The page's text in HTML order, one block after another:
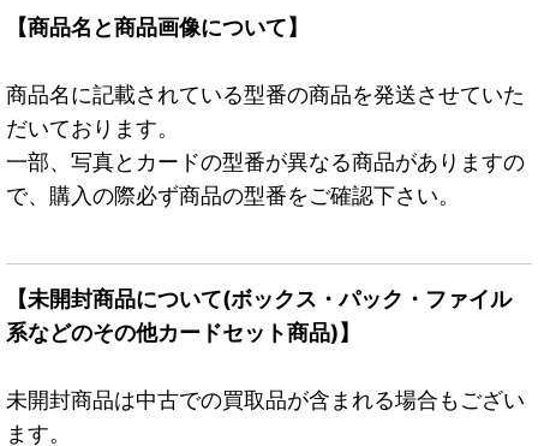
【商品名と商品画像について】
商品名に記載されている型番の商品を発送させていた
だいております。
一部、写真とカードの型番が異なる商品がありますの
で、購入の際必ず商品の型番をご確認下さい。
【未開封商品について(ボックス・パック・ファイル
系などのその他カードセット商品)】
未開封商品は中古での買取品が含まれる場合もござい
ます。